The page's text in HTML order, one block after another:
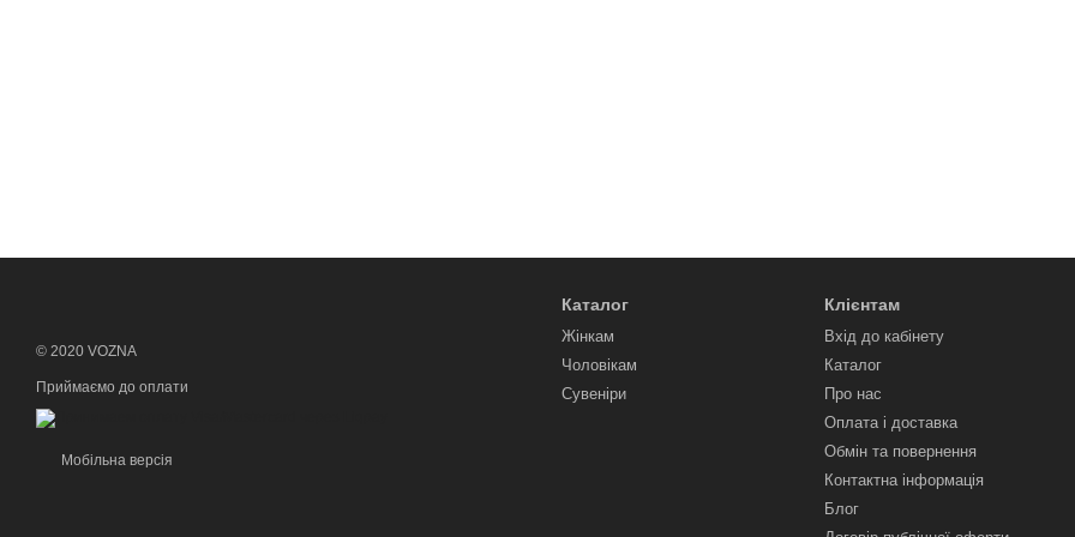
© 2020 VOZNA
Приймаємо до оплати
Мобільна версія
Каталог
Жінкам
Чоловікам
Сувеніри
Клієнтам
Вхід до кабінету
Каталог
Про нас
Оплата і доставка
Обмін та повернення
Контактна інформація
Блог